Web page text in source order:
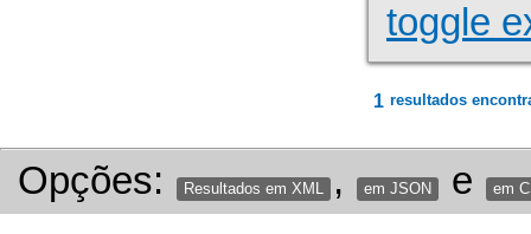
toggle
1 resultados
Opções: Resultados em XML , em JSON e em